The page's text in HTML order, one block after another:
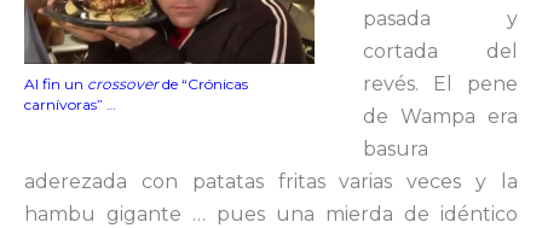
Al fin un crossoverde “Crónicas
carnívoras” …
pasada y
cortada del
revés. El pene
de Wampa era
basura
aderezada con patatas fritas varias veces y la
hambu gigante … pues una mierda de idéntico